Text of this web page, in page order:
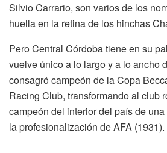
Silvio Carrario, son varios de los
huella en la retina de los hinchas
Pero Central Córdoba tiene en su
vuelve único a lo largo y a lo ancho
consagró campeón de la Copa
Racing Club, transformando al club
campeón del interior del país de
la profesionalización de AFA (1931).